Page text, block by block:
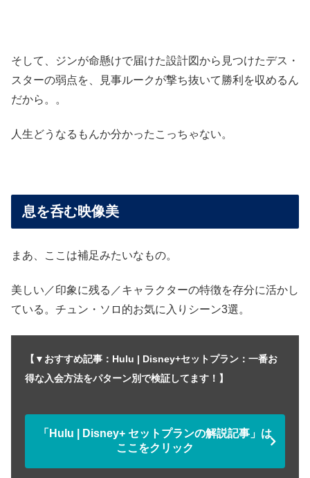
そして、ジンが命懸けで届けた設計図から見つけたデス・
スターの弱点を、見事ルークが撃ち抜いて勝利を収めるん
だから。。
人生どうなるもんか分かったこっちゃない。
息を呑む映像美
まあ、ここは補足みたいなもの。
美しい／印象に残る／キャラクターの特徴を存分に活かし
ている。チュン・ソロ的お気に入りシーン3選。
【▼おすすめ記事：Hulu | Disney+セットプラン：一番お
得な入会方法をパターン別で検証してます！】
「Hulu | Disney+ セットプランの解説記事」は
ここをクリック